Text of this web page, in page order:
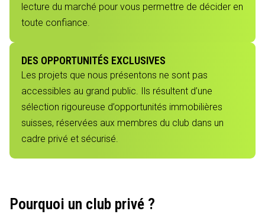
lecture du marché pour vous permettre de décider en
toute confiance.
DES OPPORTUNITÉS EXCLUSIVES
Les projets que nous présentons ne sont pas
accessibles au grand public. Ils résultent d’une
sélection rigoureuse d’opportunités immobilières
suisses, réservées aux membres du club dans un
cadre privé et sécurisé.
Pourquoi un club privé ?